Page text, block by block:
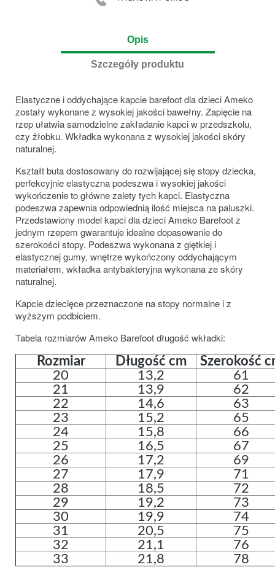
Opis
Szczegóły produktu
Elastyczne i oddychające kapcie barefoot dla dzieci Ameko
zostały wykonane z wysokiej jakości bawełny. Zapięcie na
rzep ułatwia samodzielne zakładanie kapci w przedszkolu,
czy żłobku. Wkładka wykonana z wysokiej jakości skóry
naturalnej.
Kształt buta dostosowany do rozwijającej się stopy dziecka,
perfekcyjnie elastyczna podeszwa i wysokiej jakości
wykończenie to główne zalety tych kapci. Elastyczna
podeszwa zapewnia odpowiednią ilość miejsca na paluszki.
Przedstawiony model kapci dla dzieci Ameko Barefoot z
jednym rzepem gwarantuje idealne dopasowanie do
szerokości stopy. Podeszwa wykonana z giętkiej i
elastycznej gumy, wnętrze wykończony oddychającym
materiałem, wkładka antybakteryjna wykonana ze skóry
naturalnej.
Kapcie dziecięce przeznaczone na stopy normalne i z
wyższym podbiciem.
Tabela rozmiarów Ameko Barefoot długość wkładki:
Rozmiar Długość cm
Szerokość
20
13,2
61
21
13,9
62
22
14,6
63
23
15,2
65
24
15,8
66
25
16,5
67
26
17,2
69
27
17,9
71
28
18,5
72
29
19,2
73
30
19,9
74
31
20,5
75
32
21,1
76
33
21,8 78